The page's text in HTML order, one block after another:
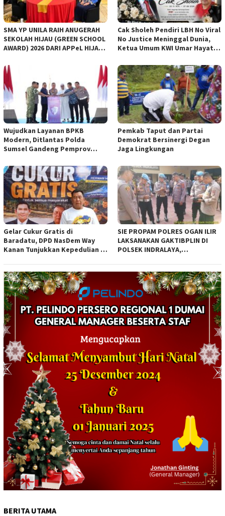
SMA YP UNILA RAIH ANUGERAH
SEKOLAH HIJAU (GREEN SCHOOL
AWARD) 2026 DARI APPeL HIJAU
Cak Sholeh Pendiri LBH No Viral
No Justice Meninggal Dunia,
Ketua Umum KWI Umar Hayat
Wujudkan Layanan BPKB
Modern, Ditlantas Polda
Sumsel Gandeng Pemprov
Pemkab Taput dan Partai
Demokrat Bersinergi Degan
Jaga Lingkungan
Gelar Cukur Gratis di
Baradatu, DPD NasDem Way
Kanan Tunjukkan Kepedulian di
SIE PROPAM POLRES OGAN ILIR
LAKSANAKAN GAKTIBPLIN DI
POLSEK INDRALAYA,
PERSONEL POLRI*
BERITA UTAMA